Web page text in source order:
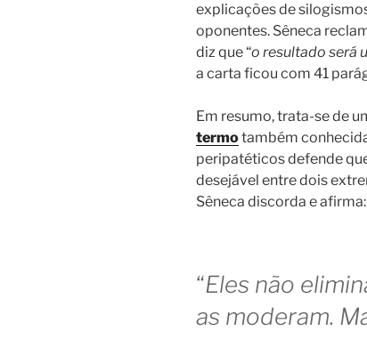
explicações de
oponentes. Sêneca
diz que “o resultado será
a carta ficou com 41
Em resumo, trata-se de
termotambém
peripatéticos defende
desejável entre dois
Sêneca discorda e afirma:
“Eles não
as moderam.